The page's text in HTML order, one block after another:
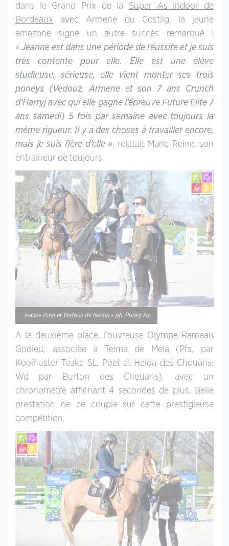
dans le Grand Prix de la Super As indoor de
Bordeaux avec Armene du Costilg, la jeune
amazone signe un autre succès remarqué !
«Jeanne est dans une période de réussite et je suis
très contente pour elle. Elle est une élève
studieuse, sérieuse, elle vient monter ses trois
poneys (Vedouz, Armene et son 7 ans Crunch
d’Harryj avec qui elle gagne l’épreuve Future Elite 7
ans samedi) 5 fois par semaine avec toujours la
même rigueur. Il y a des choses à travailler encore,
mais je suis fière d’elle », relatait Marie-Reine, son
entraineur de toujours.
Jeanne Hirel et Vedouz de Nestin – ph. Poney As
A la deuxième place, l’ouvreuse Olympe Rameau
Godieu, associée à Telma de Mela (Pfs, par
Kooihuster Teake SL, Poet et Helda des Chouans,
Wd par Burton des Chouans), avec un
chronomètre affichant 4 secondes de plus. Belle
prestation de ce couple sur cette prestigieuse
compétition.